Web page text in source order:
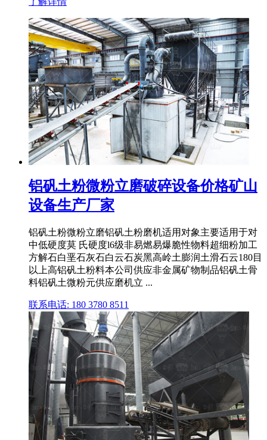
铝矾土粉微粉立磨破碎设备价格矿山
设备生产厂家
铝矾土粉微粉立磨铝矾土粉磨机适用对象主要适用于对
中低硬度莫 氏硬度l6级非易燃易爆脆性物料超细粉加工
方解石白垩石灰石白云石炭黑高岭土膨润土滑石云180目
以上高铝矾土粉料本公司供应非金属矿物制品铝矾土骨
料铝矾土微粉元供应磨机立 ...
联系电话: 180 3780 8511